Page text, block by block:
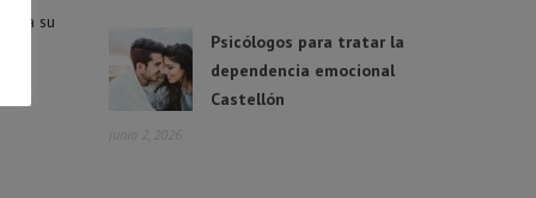
a su
Psicólogos para tratar la
dependencia emocional
Castellón
junio 2, 2026